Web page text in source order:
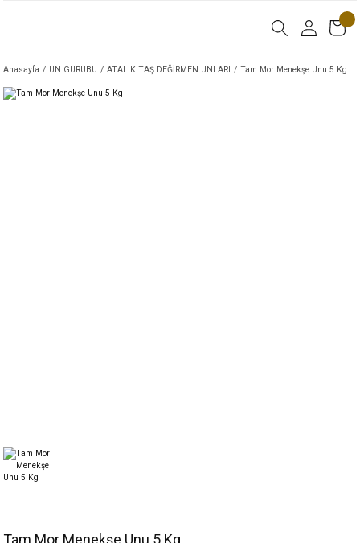
Anasayfa UN GURUBU ATALIK TAŞ DEĞİRMEN UNLARI Tam Mor Menekşe Unu 5 Kg
Tam Mor Menekşe Unu 5 Kg